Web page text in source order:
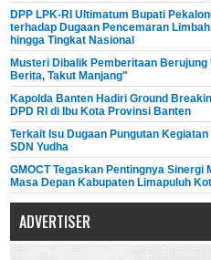
DPP LPK-RI Ultimatum Bupati
terhadap Dugaan Pencemaran
hingga Tingkat Nasional
Musteri Dibalik Pemberitaan
Berita, Takut Manjang"
Kapolda Banten Hadiri Ground
DPD RI di Ibu Kota Provinsi Banten
Terkait Isu Dugaan Pungutan
SDN Yudha
GMOCT Tegaskan Pentingnya
Masa Depan Kabupaten Limapuluh
ADVERTISER